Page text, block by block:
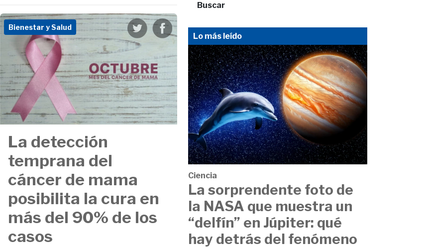
Bienestar y Salud
La detección
temprana del
cáncer de mama
posibilita la cura en
más del 90% de los
casos
Buscar
Lo más leído
Ciencia
La sorprendente foto de
la NASA que muestra un
“delfín” en Júpiter: qué
hay detrás del fenómeno